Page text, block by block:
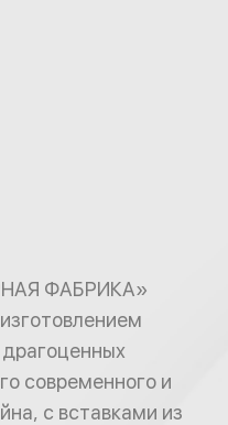
ФАБРИКА»
современного и
с вставками из